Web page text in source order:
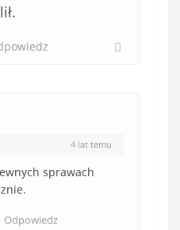
4 lat temu
sprawach
Odpowiedz